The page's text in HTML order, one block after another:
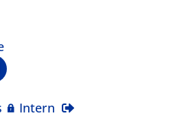
Intern